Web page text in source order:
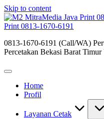
Skip to content
Print 0813-1670-6191
0813-1670-6191 (Call/WA)
Percetakan Bekasi Barat
Home
Profil
Layanan Cetak